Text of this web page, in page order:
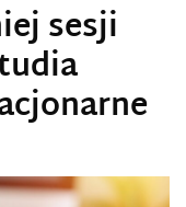
sesji